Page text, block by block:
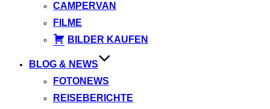
CAMPERVAN
FILME
BILDER KAUFEN
BLOG & NEWS
FOTONEWS
REISEBERICHTE